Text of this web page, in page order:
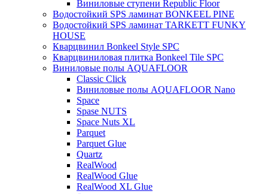
Виниловые ступени Republic Floor
Водостойкий SPS ламинат BONKEEL PINE
Водостойкий SPS ламинат TARKETT FUNKY
HOUSE
Кварцвинил Bonkeel Style SPC
Кварцвиниловая плитка Bonkeel Tile SPC
Виниловые полы AQUAFLOOR
Classic Click
Виниловые полы AQUAFLOOR Nano
Space
Spase NUTS
Space Nuts XL
Parquet
Parquet Glue
Quartz
RealWood
RealWood Glue
RealWood XL Glue